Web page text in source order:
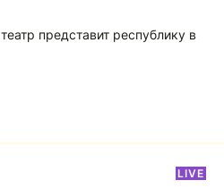
представит республику в
LIVE